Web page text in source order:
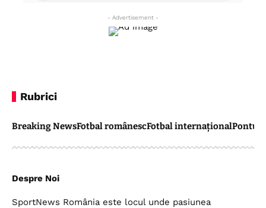
- Advertisement -
Rubrici
Breaking NewsFotbal românescFotbal internaționalPontul
Despre Noi
SportNews România este locul unde pasiunea